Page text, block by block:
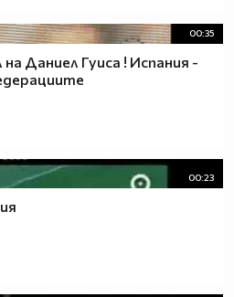
00:35
Даниел Гуиса ! Испания -
00:23